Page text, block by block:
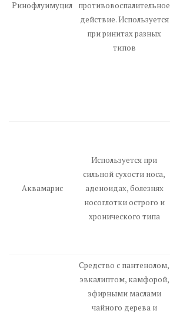
Ринофлуимуцил
противовоспалительное
действие. Используется
при ринитах разных
типов
Аквамарис
Используется при
сильной сухости носа,
аденоидах, болезнях
носоглотки острого и
хронического типа
Средство с пантенолом,
эвкалиптом, камфорой,
эфирными маслами
чайного дерева и